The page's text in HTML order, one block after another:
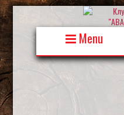
Skip
to
content
Menu